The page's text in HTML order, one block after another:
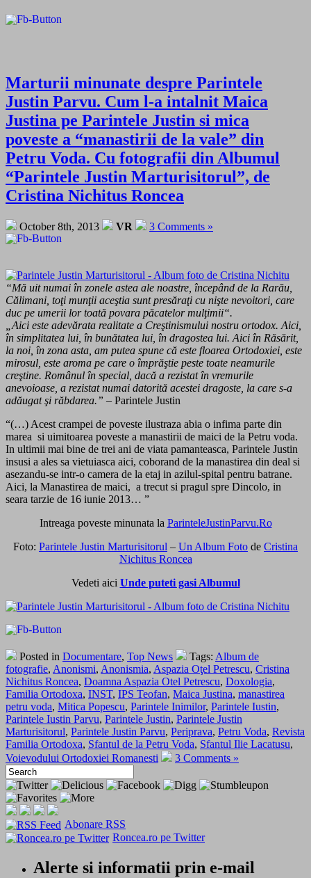
Marturii minunate despre Parintele
Justin Parvu. Cum l-a intalnit Maica
Justina pe Parintele Justin si mica
poveste a “manastirii de la vale” din
Petru Voda. Cu fotografii din Albumul
“Parintele Justin Marturisitorul”, de
Cristina Nichitus Roncea
October 8th, 2013 VR 3 Comments »
“Mă uit numai în zonele astea ale noastre, începând de la Rarău,
Călimani, toţi munţii aceştia sunt presăraţi cu nişte nevoitori, care
duc pe umerii lor toată povara păcatelor mulţimii“.
„Aici este adevărata realitate a Creştinismului nostru ortodox. Aici,
în simplitatea lui, în bunătatea lui, în dragostea lui. Aici în Răsărit,
la noi, în zona asta, am putea spune că este floarea Ortodoxiei, este
mirosul, este aroma pe care o împrăştie peste toate neamurile
creştine. Românul în special, dacă a rezistat în vremurile
anevoioase, a rezistat numai datorită acestei dragoste, la care s-a
adăugat şi răbdarea.” – Parintele Justin
“(…) Acest crampei de poveste ilustraza abia o infima parte din
marea si uimitoarea poveste a manastirii de maici de la Petru voda.
In ultimii mai bine de trei ani de viata pamanteasca, Parintele Justin
insusi a ales sa vietuiasca aici, coborand de la manastirea din deal si
asezandu-se intr-o camera de la etaj in azilul-spital pentru batrane.
Aici, la Manastirea de maici, a trecut si pragul spre Dincolo, in
seara tarzie de 16 iunie 2013… ”
Intreaga poveste minunata la ParinteleJustinParvu.Ro
Foto: Parintele Justin Marturisitorul – Un Album Foto de Cristina
Nichitus Roncea
Vedeti aici Unde puteti gasi Albumul
Posted in Documentare, Top News Tags: Album de
fotografie, Anonismi, Anonismia, Aspazia Oţel Petrescu, Cristina
Nichitus Roncea, Doamna Aspazia Otel Petrescu, Doxologia,
Familia Ortodoxa, INST, IPS Teofan, Maica Justina, manastirea
petru voda, Mitica Popescu, Parintele Inimilor, Parintele Iustin,
Parintele Iustin Parvu, Parintele Justin, Parintele Justin
Marturisitorul, Parintele Justin Parvu, Periprava, Petru Voda, Revista
Familia Ortodoxa, Sfantul de la Petru Voda, Sfantul Ilie Lacatusu,
Voievodului Ortodoxiei Romanesti
3 Comments »
Abonare RSS
Roncea.ro pe Twitter
Alerte si informatii prin e-mail